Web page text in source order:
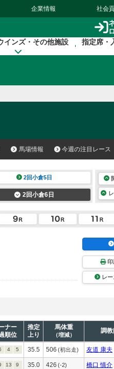
企業情報 社会
インズ・その他施設 指定席・
馬場情報 今週の注目レース
2回小倉5日
2回小倉6日
印
レ
ナー
順位
推定
上り
馬体重
（増減）
調教
4 5 35.5 506 (初出走) 友道 康夫
13 9 35.0 426 (-2) 橋口 慎介